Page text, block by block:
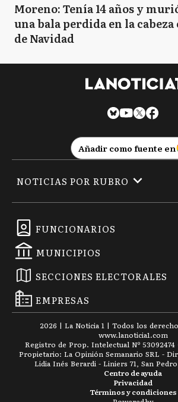
Moreno: Tenía 14 años y
una bala perdida en la
de Navidad
Añadir como fuente en
FUNCIONARIOS
MUNICIPIOS
SECCIONES ELECTORALES
EMPRESAS
NOTICIAS POR RUBRO
2026 | La Noticia 1 | Todos los
www.lanoticia1.com
Registro de Prop. Intelectual Nº 53092474
Propietario: La Opinión Semanario SRL -
Lidia Inés Berardi - Liniers 71, San
Términos y condiciones
Privacidad
Centro de ayuda